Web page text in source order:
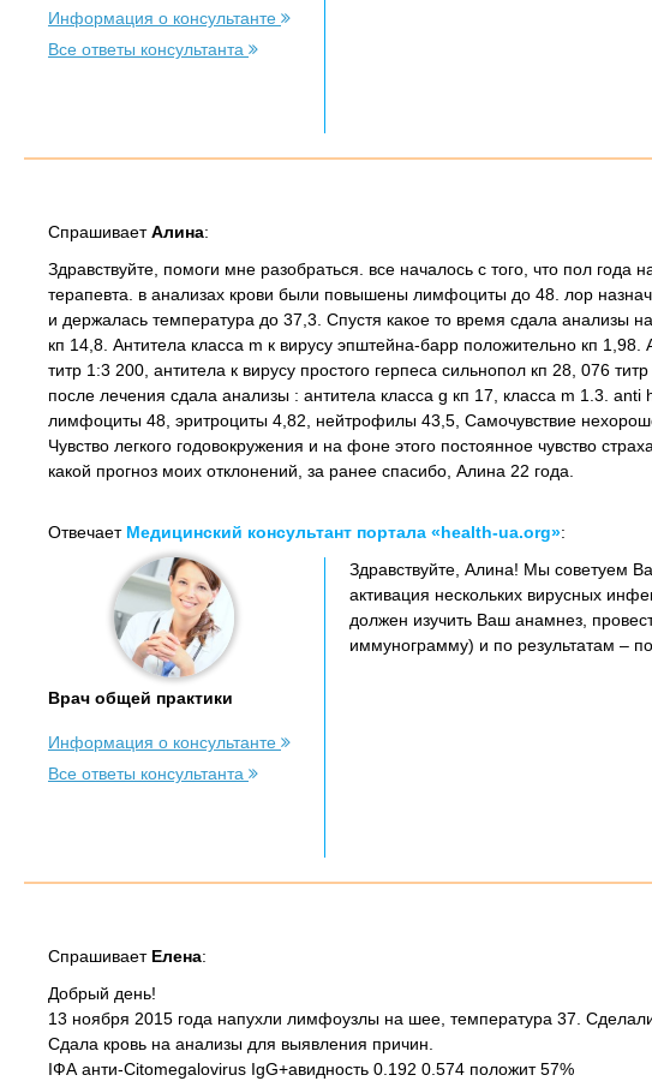
Информация о консультанте
Все ответы консультанта
СпрашиваетАлина:
Здравствуйте, помоги мне разобраться. все началось с того, что пол
терапевта. в анализах крови были повышены лимфоциты до 48. лор
и держалась температура до 37,3. Спустя какое то время сдала анализы
кп 14,8. Антитела класса m к вирусу эпштейна-барр положительно кп
титр 1:3 200, антитела к вирусу простого герпеса сильнопол кп 28, 076
после лечения сдала анализы : антитела класса g кп 17, класса m 1.3.
лимфоциты 48, эритроциты 4,82, нейтрофилы 43,5, Самочувствие
Чувство легкого годовокружения и на фоне этого постоянное чувство
какой прогноз моих отклонений, за ранее спасибо, Алина 22 года.
Отвечает Медицинский консультант портала «health-ua.org»:
Врач общей практики
Информация о консультанте
Все ответы консультанта
Здравствуйте, Алина! Мы советуем
активация нескольких вирусных
должен изучить Ваш анамнез,
иммунограмму) и по результатам –
Спрашивает Елена:
Добрый день!
13 ноября 2015 года напухли лимфоузлы на шее, температура 37.
Сдала кровь на анализы для выявления причин.
ІФА анти-Citomegalovirus IgG+авидность 0.192 0.574 положит 57%